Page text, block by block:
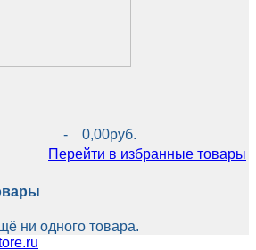
-
0,00руб.
Перейти в избранные товары
ни одного товара.